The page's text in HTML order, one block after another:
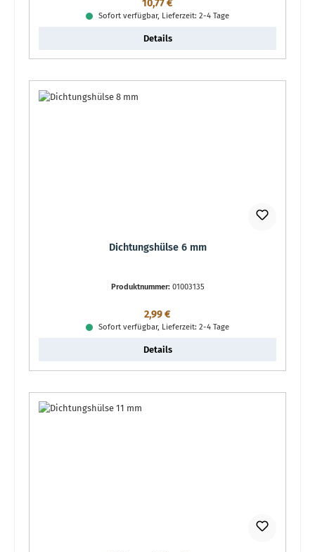
Regulärer Preis:
10,77 €
Sofort verfügbar, Lieferzeit: 2-4 Tage
Details
Dichtungshülse 6 mm
Produktnummer: 01003135
Regulärer Preis:
2,99 €
Sofort verfügbar, Lieferzeit: 2-4 Tage
Details